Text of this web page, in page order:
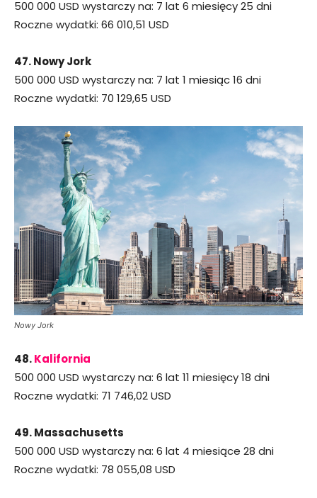
500 000 USD wystarczy na: 7 lat 6 miesięcy 25 dni
Roczne wydatki: 66 010,51 USD
47. Nowy Jork
500 000 USD wystarczy na: 7 lat 1 miesiąc 16 dni
Roczne wydatki: 70 129,65 USD
Nowy Jork
48.Kalifornia
500 000 USD wystarczy na: 6 lat 11 miesięcy 18 dni
Roczne wydatki: 71 746,02 USD
49. Massachusetts
500 000 USD wystarczy na: 6 lat 4 miesiące 28 dni
Roczne wydatki: 78 055,08 USD